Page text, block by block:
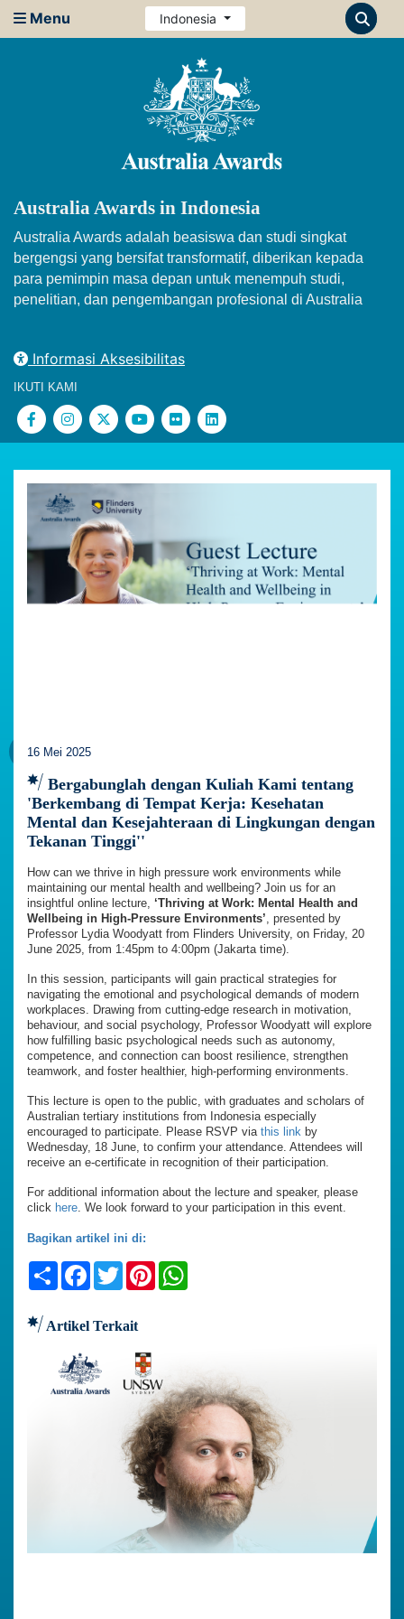
Menu Indonesia
Australia Awards in Indonesia
Australia Awards adalah beasiswa dan studi singkat
bergengsi yang bersifat transformatif, diberikan kepada
para pemimpin masa depan untuk menempuh studi,
penelitian, dan pengembangan profesional di Australia
Informasi Aksesibilitas
IKUTI KAMI
16 Mei 2025
Bergabunglah dengan Kuliah Kami tentang
'Berkembang di Tempat Kerja: Kesehatan
Mental dan Kesejahteraan di Lingkungan dengan
Tekanan Tinggi''
How can we thrive in high pressure work environments while
maintaining our mental health and wellbeing? Join us for an
insightful online lecture, ‘Thriving at Work: Mental Health and
Wellbeing in High-Pressure Environments’, presented by
Professor Lydia Woodyatt from Flinders University, on Friday, 20
June 2025, from 1:45pm to 4:00pm (Jakarta time).
In this session, participants will gain practical strategies for
navigating the emotional and psychological demands of modern
workplaces. Drawing from cutting-edge research in motivation,
behaviour, and social psychology, Professor Woodyatt will explore
how fulfilling basic psychological needs such as autonomy,
competence, and connection can boost resilience, strengthen
teamwork, and foster healthier, high-performing environments.
This lecture is open to the public, with graduates and scholars of
Australian tertiary institutions from Indonesia especially
encouraged to participate. Please RSVP via this link by
Wednesday, 18 June, to confirm your attendance. Attendees will
receive an e-certificate in recognition of their participation.
For additional information about the lecture and speaker, please
click here. We look forward to your participation in this event.
Bagikan artikel ini di:
ShareFacebook
TwitterPinterest
Artikel Terkait